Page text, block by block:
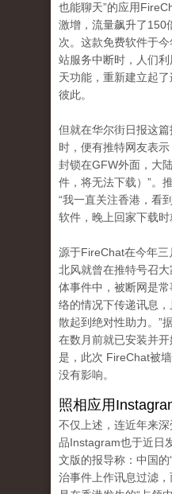
也能聊天”的应用
激增，流量飙升了150
次。这款免费软件于
站服务中断时，人们
天功能，重新建立起
彼此。
但就在华尔街日报这
时，便有推特网友表
封锁在GFW外面，大
件，将无法下载）”。
“我一直关注香港，看
软件，晚上回家下载
源于FireChat在今年三
北风就曾在推特号召
体事件中，被断网是
络的情况下传递讯息
散起到绝对性助力。”
在数月前就已安装并
是，此次 FireChat被
没有影响。
照相应用
不仅上述，连近年来
品Instagram也于近日
文版的报导称：中国的
治事件上作讯息过滤